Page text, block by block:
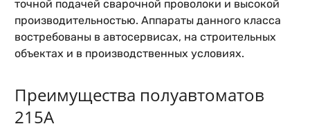
точной подачей сварочной проволоки и высокой
производительностью. Аппараты данного класса
востребованы в автосервисах, на строительных
объектах и в производственных условиях.
Преимущества полуавтоматов
215А